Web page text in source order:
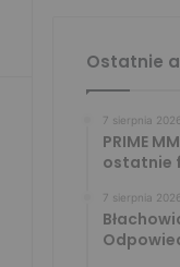
Ostatnie
7 sierpnia 2026
PRIME
ostatnie
7 sierpnia 2026